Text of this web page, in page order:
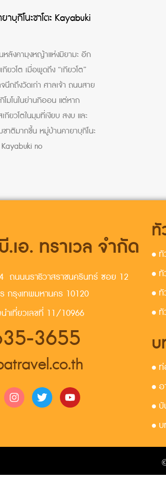
บุกิโนะซาโตะ Kayabuki
หลังคามุงหญ้าแห่งมิยามะ อีก
ยวโต เมื่อพูดถึง “เกียวโต”
นึกถึงวัดเก่า ศาลเจ้า ถนนสาย
โมโนในย่านกิออน แต่หาก
ยวโตในมุมที่เงียบ สงบ และ
ชาติมากขึ้น หมู่บ้านคายาบุกิโนะ
no
เอ. ทราเวล จำกัด
ถนนนราธิวาสราชนครินทร์ ซอย 12
กรุงเทพมหานคร 10120
ำเที่ยวเลขที่ 11/10966
3655
•
• ทั
• ทั
• ทั
• ท่
• อ
• บั
•